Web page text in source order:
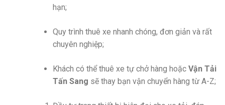
hạn;
Quy trình thuê xe nhanh chóng, đơn giản và rất
chuyên nghiệp;
Khách có thể thuê xe tự chở hàng hoặc Vận Tải
Tấn Sang sẽ thay bạn vận chuyển hàng từ A-Z;